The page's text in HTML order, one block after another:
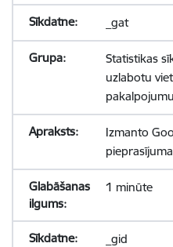
_gat
Statistikas
uzlabotu
Izmanto
1 minūte
_gid